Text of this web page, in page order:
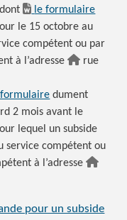
dont
le formulaire
le 15 octobre au
compétent ou par
à l’adresse
rue
formulaire dument
2 mois avant le
lequel un subside
service compétent ou
à l’adresse
pour un subside